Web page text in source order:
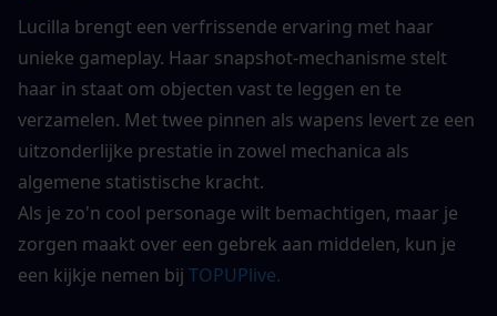
Lucilla brengt een verfrissende ervaring met haar
unieke gameplay. Haar snapshot-mechanisme stelt
haar in staat om objecten vast te leggen en te
verzamelen. Met twee pinnen als wapens levert ze een
uitzonderlijke prestatie in zowel mechanica als
algemene statistische kracht.
Als je zo'n cool personage wilt bemachtigen, maar je
zorgen maakt over een gebrek aan middelen, kun je
een kijkje nemen bij TOPUPlive.